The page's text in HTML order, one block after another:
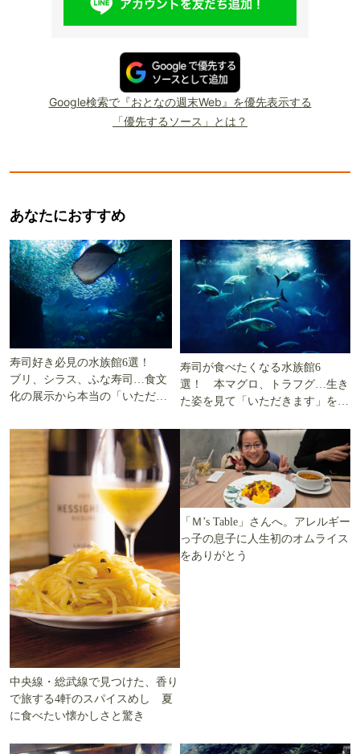
Google検索で『おとなの週末Web』を優先表示する
「優先するソース」とは？
あなたにおすすめ
寿司好き必見の水族館6選！
ブリ、シラス、ふな寿司…食文
化の展示から本当の「いただき
寿司が食べたくなる水族館6
選！ 本マグロ、トラフグ…生き
た姿を見て「いただきます」を考
中央線・総武線で見つけた、香り
で旅する4軒のスパイスめし 夏
に食べたい懐かしさと驚き
「Ｍ’s Table」さんへ。アレルギー
っ子の息子に人生初のオムライス
をありがとう